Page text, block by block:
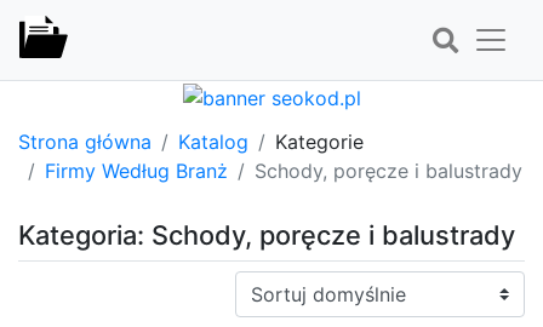
Strona główna Katalog
Kategorie
Firmy Według Branż
Schody, poręcze i balustrady
Kategoria: Schody, poręcze i balustrady
Sortuj: